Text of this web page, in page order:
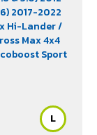
2017-2022
Hi-Lander/
Max 4x4
Sport
2X 2021/
/ Revo (2.4)/
L